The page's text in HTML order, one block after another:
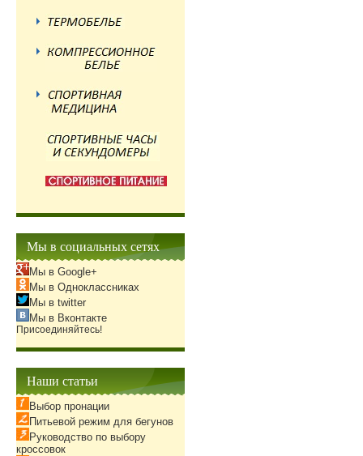
Мы в социальных сетях
Мы в Google+
Мы в Одноклассниках
Мы в twitter
Мы в Вконтакте
Присоединяйтесь!
Наши статьи
Выбор пронации
Питьевой режим для бегунов
Руководство по выбору
кроссовок